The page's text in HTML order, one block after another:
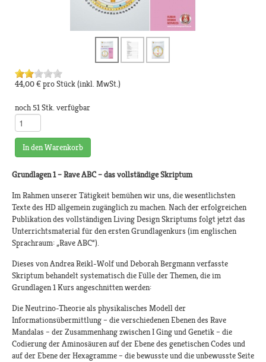
44,00 €pro Stück(inkl. MwSt.)
noch 51 Stk. verfügbar
In den Warenkorb
Grundlagen 1 – Rave ABC – das vollständige Skriptum
Im Rahmen unserer Tätigkeit bemühen wir uns, die wesentlichsten
Texte des HD allgemein zugänglich zu machen. Nach der erfolgreichen
Publikation des vollständigen Living Design Skriptums folgt jetzt das
Unterrichtsmaterial für den ersten Grundlagenkurs (im englischen
Sprachraum: „Rave ABC“).
Dieses von Andrea Reikl-Wolf und Deborah Bergmann verfasste
Skriptum behandelt systematisch die Fülle der Themen, die im
Grundlagen 1 Kurs angeschnitten werden:
Die Neutrino-Theorie als physikalisches Modell der
Informationsübermittlung – die verschiedenen Ebenen des Rave
Mandalas – der Zusammenhang zwischen I Ging und Genetik – die
Codierung der Aminosäuren auf der Ebene des genetischen Codes und
auf der Ebene der Hexagramme – die bewusste und die unbewusste Seite